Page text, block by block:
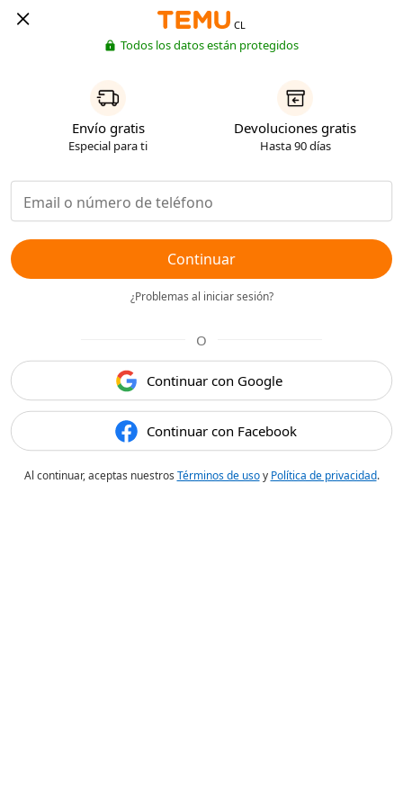
CL
Todos los datos están protegidos
Envío gratis
Especial para ti
Devoluciones gratis
Hasta 90 días
Continuar
¿Problemas al iniciar sesión?
O
Continuar con Google
Continuar con Facebook
Al continuar, aceptas nuestros Términos de usoy Política de privacidad.